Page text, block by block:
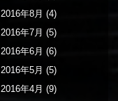
2016年8月 (4)
2016年7月 (5)
2016年6月 (6)
2016年5月 (5)
2016年4月 (9)